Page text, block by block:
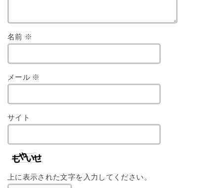
名前 ※
メール ※
サイト
上に表示された文字を入力してください。